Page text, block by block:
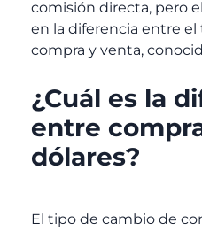
comisión directa, pero
en la diferencia entre
compra y venta,
¿Cuál es la
entre
dólares?
El tipo de cambio de